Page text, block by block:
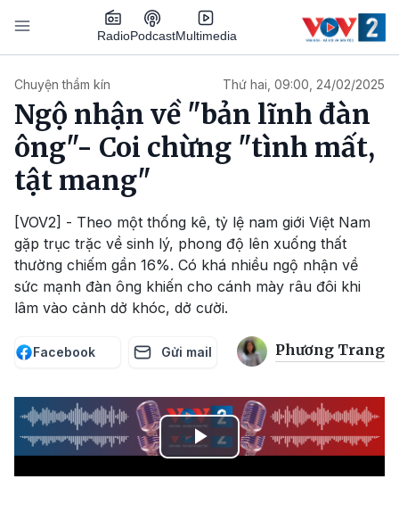
Nhảy đến nội dung
RadioPodcastMultimedia
Chuyện thầm kín Thứ hai, 09:00, 24/02/2025
Ngộ nhận về "bản lĩnh đàn
ông"- Coi chừng "tình mất,
tật mang"
[VOV2] - Theo một thống kê, tỷ lệ nam giới Việt Nam
gặp trục trặc về sinh lý, phong độ lên xuống thất
thường chiếm gần 16%. Có khá nhiều ngộ nhận về
sức mạnh đàn ông khiến cho cánh mày râu đôi khi
lâm vào cảnh dở khóc, dở cười.
Facebook Gửi mail Phương Trang
Play